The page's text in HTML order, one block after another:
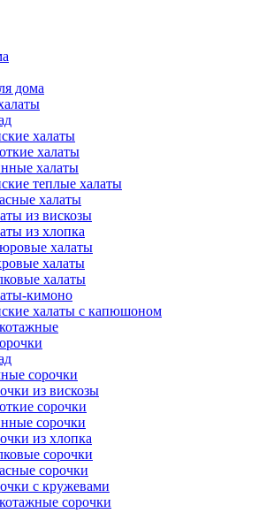
дома
халаты
халаты
халаты
теплые халаты
халаты
из вискозы
из хлопка
халаты
халаты
халаты
кимоно
халаты с капюшоном
сорочки
из вискозы
сорочки
сорочки
из хлопка
сорочки
сорочки
с кружевами
сорочки